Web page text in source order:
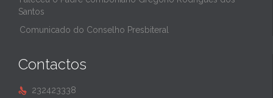
Santos
Comunicado do Conselho Presbiteral
Contactos
 232423338